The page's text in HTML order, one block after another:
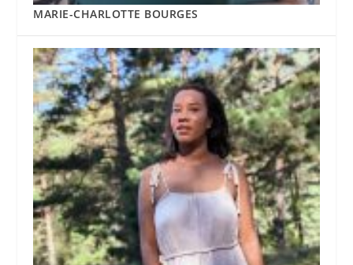
MARIE-CHARLOTTE BOURGES